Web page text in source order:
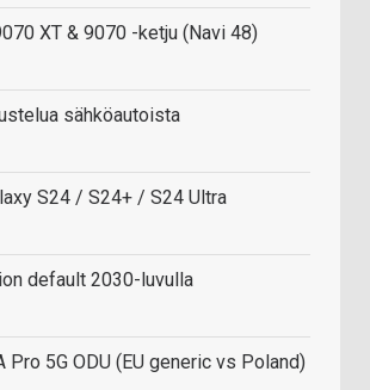
XT & 9070 -ketju (Navi 48)
sähköautoista
S24 / S24+ / S24 Ultra
default 2030-luvulla
Pro 5G ODU (EU generic vs Poland)